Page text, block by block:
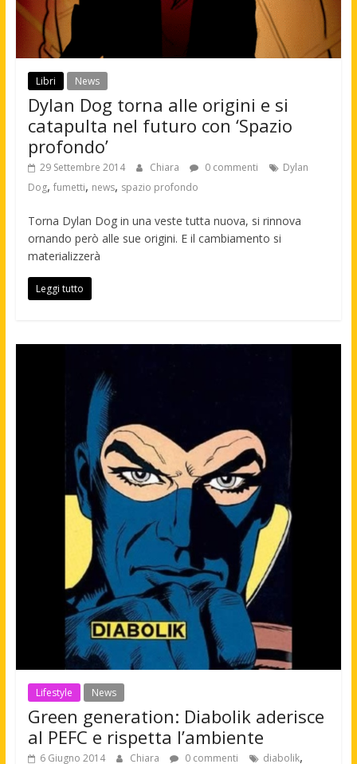
Libri News
Dylan Dog torna alle origini e si
catapulta nel futuro con ‘Spazio
profondo’
29 Settembre 2014 Chiara 0 commenti
Dylan
Dog, fumetti, news, spazio profondo
Torna Dylan Dog in una veste tutta nuova, si rinnova
ornando però alle sue origini. E il cambiamento si
materializzerà
Leggi tutto
Lifestyle News
Green generation: Diabolik aderisce
al PEFC e rispetta l’ambiente
6 Giugno 2014 Chiara 0 commenti diabolik,